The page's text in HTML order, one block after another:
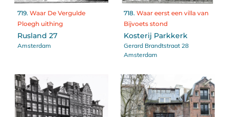
719. Waar De Vergulde
Ploegh uithing
Rusland 27
Amsterdam
718. Waar eerst een villa van
Bijvoets stond
Kosterij Parkkerk
Gerard Brandtstraat 28
Amsterdam